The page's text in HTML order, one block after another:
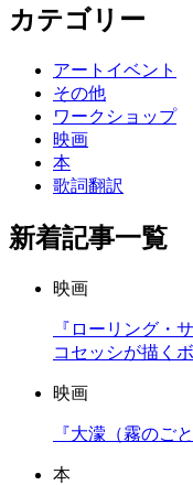
カテゴリー
アートイベント
その他
ワークショップ
映画
本
歌詞翻訳
新着記事一覧
映画
『ローリング・
コセッシが描く
映画
『大濛（霧のご
本